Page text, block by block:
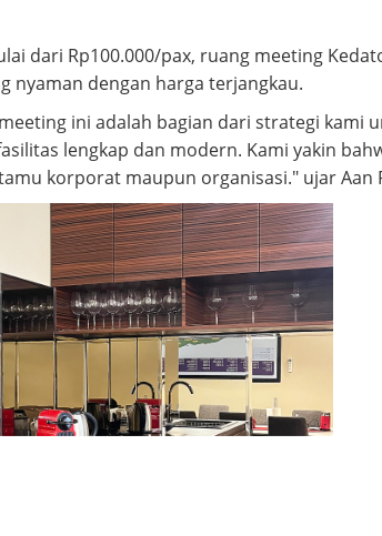
dari Rp100.000/pax, ruang meeting
nyaman dengan harga terjangkau.
ini adalah bagian dari strategi
lengkap dan modern. Kami yakin
korporat maupun organisasi." ujar Aan